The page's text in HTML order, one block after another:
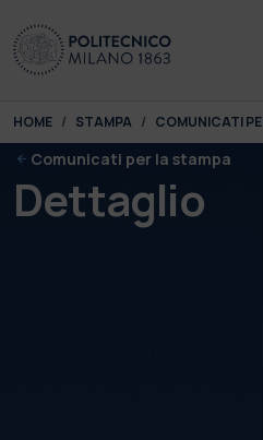
You are here:
HOME STAMPA COMUNICATI
Comunicati per la stampa
Dettaglio